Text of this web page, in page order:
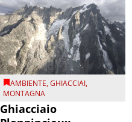
AMBIENTE,GHIACCIAI,
MONTAGNA
Ghiacciaio